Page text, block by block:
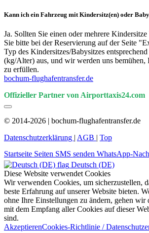
Kann ich ein Fahrzeug mit Kindersitz(en) oder
Ja. Sollten Sie einen oder mehrere
Sie bitte bei der Reservierung auf der Seite
Typ des Kindersitzes/Babysitzes
(kg/Alter) aus, und wir werden uns bemühen,
zu erfüllen.
bochum-flughafentransfer.de
Offizieller Partner von Airporttaxis24.com
© 2014-2026 | bochum-flughafentransfer.de
Datenschutzerklärung | AGB | Top
Startseite Seiten SMS senden WhatsApp-
Deutsch (DE)
Diese Website verwendet Cookies
Wir verwenden Cookies, um sicherzustellen,
beste Erfahrung auf unserer Website bieten.
ohne Ihre Einstellungen zu ändern, gehen wir
mit dem Empfang aller Cookies auf dieser
sind.
AkzeptierenCookies-Richtlinie /